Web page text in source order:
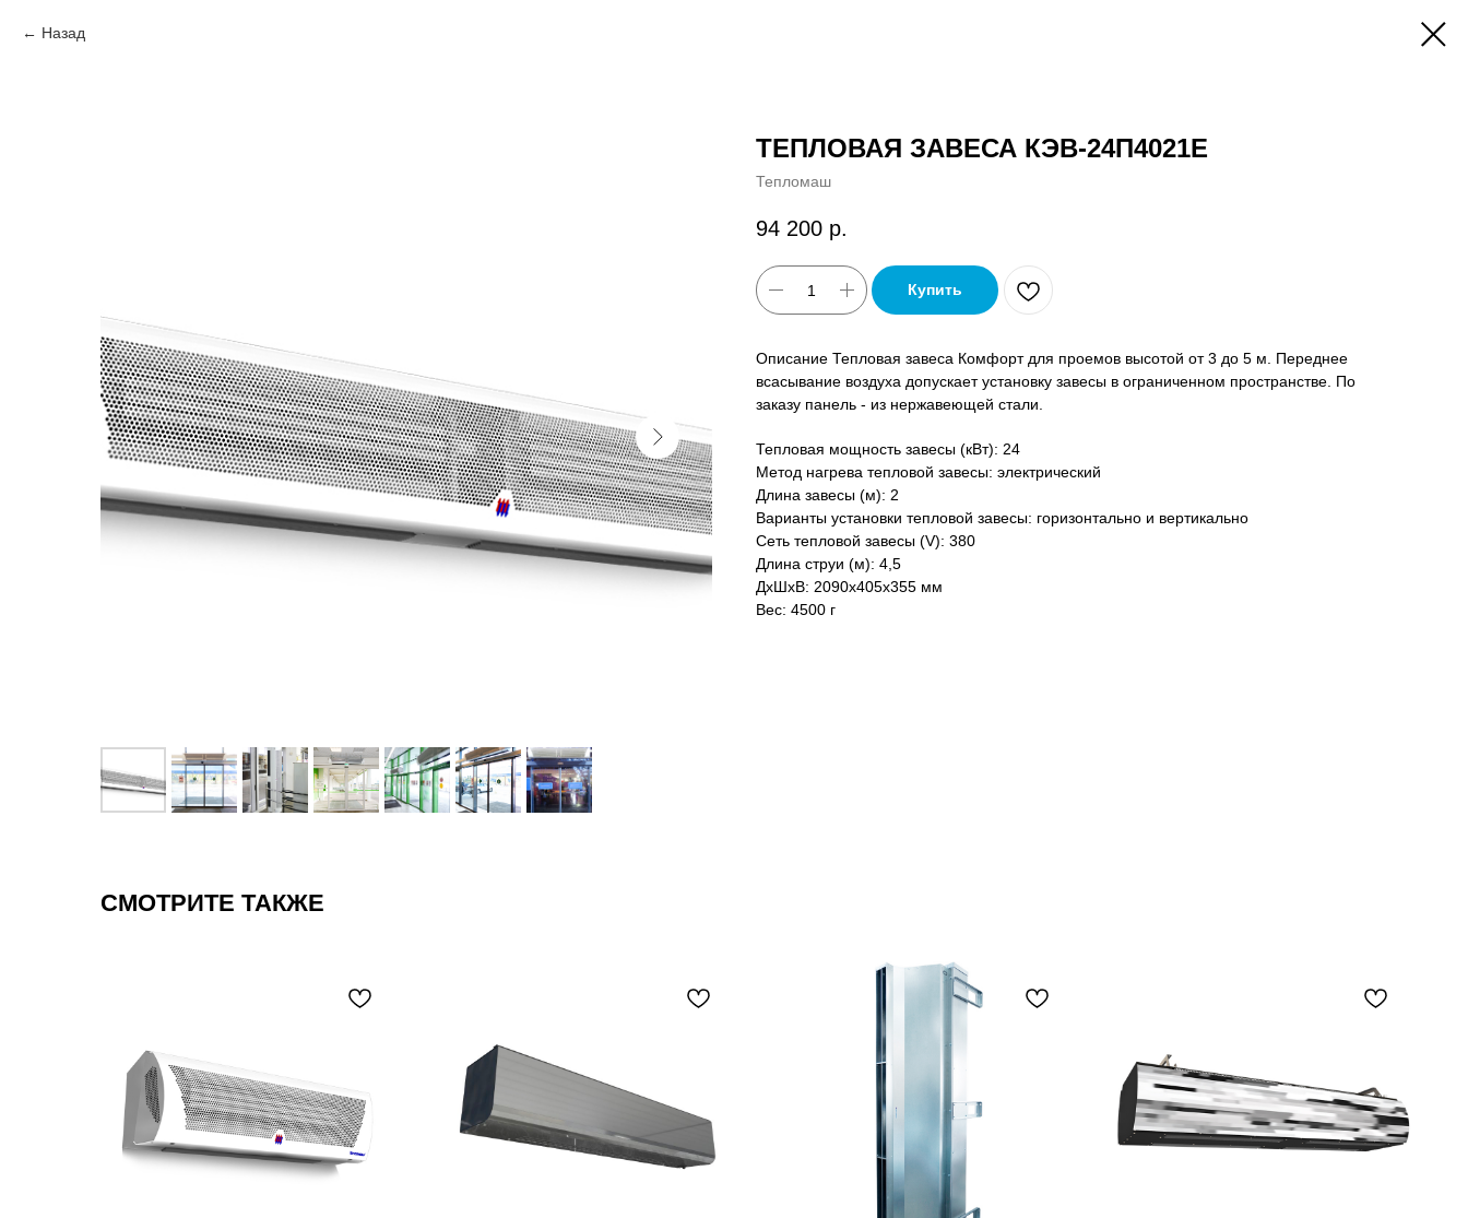
Назад
ТЕПЛОВАЯ ЗАВЕСА КЭВ-24П4021E
Тепломаш
94 200 р.
Купить
Описание Тепловая завеса Комфорт для проемов высотой от 3 до 5 м. Переднее
всасывание воздуха допускает установку завесы в ограниченном пространстве. По
заказу панель - из нержавеющей стали.
Тепловая мощность завесы (кВт): 24
Метод нагрева тепловой завесы: электрический
Длина завесы (м): 2
Варианты установки тепловой завесы: горизонтально и вертикально
Сеть тепловой завесы (V): 380
Длина струи (м): 4,5
ДxШxВ: 2090x405x355 мм
Вес: 4500 г
СМОТРИТЕ ТАКЖЕ